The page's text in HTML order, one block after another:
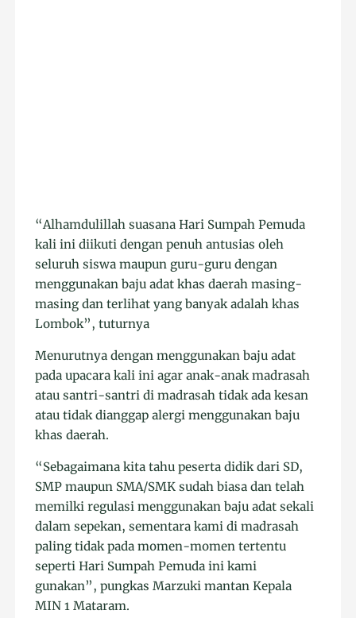
“Alhamdulillah suasana Hari Sumpah Pemuda
kali ini diikuti dengan penuh antusias oleh
seluruh siswa maupun guru-guru dengan
menggunakan baju adat khas daerah masing-
masing dan terlihat yang banyak adalah khas
Lombok”, tuturnya
Menurutnya dengan menggunakan baju adat
pada upacara kali ini agar anak-anak madrasah
atau santri-santri di madrasah tidak ada kesan
atau tidak dianggap alergi menggunakan baju
khas daerah.
“Sebagaimana kita tahu peserta didik dari SD,
SMP maupun SMA/SMK sudah biasa dan telah
memilki regulasi menggunakan baju adat sekali
dalam sepekan, sementara kami di madrasah
paling tidak pada momen-momen tertentu
seperti Hari Sumpah Pemuda ini kami
gunakan”, pungkas Marzuki mantan Kepala
MIN 1 Mataram.